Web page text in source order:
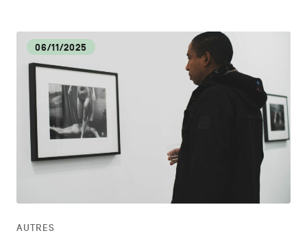
FR NL
DYNAMISME ÉCONOMIQUE
ECOLOGIE
EDUCATION
06/11/2025
AUTRES